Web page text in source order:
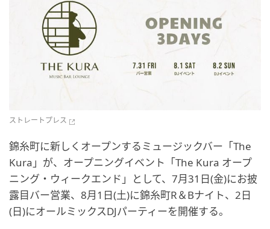
ストレートプレス
錦糸町に新しくオープンするミュージックバー「The
Kura」が、オープニングイベント「The Kura オープ
ニング・ウィークエンド」として、7月31日(金)にお披
露目バー営業、8月1日(土)に錦糸町R＆Bナイト、2日
(日)にオールミックスDJパーティーを開催する。